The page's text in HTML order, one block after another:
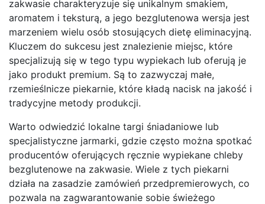
zakwasie charakteryzuje się unikalnym smakiem,
aromatem i teksturą, a jego bezglutenowa wersja jest
marzeniem wielu osób stosujących dietę eliminacyjną.
Kluczem do sukcesu jest znalezienie miejsc, które
specjalizują się w tego typu wypiekach lub oferują je
jako produkt premium. Są to zazwyczaj małe,
rzemieślnicze piekarnie, które kładą nacisk na jakość i
tradycyjne metody produkcji.
Warto odwiedzić lokalne targi śniadaniowe lub
specjalistyczne jarmarki, gdzie często można spotkać
producentów oferujących ręcznie wypiekane chleby
bezglutenowe na zakwasie. Wiele z tych piekarni
działa na zasadzie zamówień przedpremierowych, co
pozwala na zagwarantowanie sobie świeżego